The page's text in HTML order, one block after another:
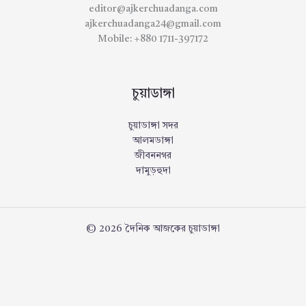
editor@ajkerchuadanga.com
ajkerchuadanga24@gmail.com
Mobile: +880 1711-397172
চুয়াডাঙ্গা
চুয়াডাঙ্গা সদর
আলমডাঙ্গা
জীবননগর
দামুড়হুদা
© 2026 দৈনিক আজকের চুয়াডাঙ্গা